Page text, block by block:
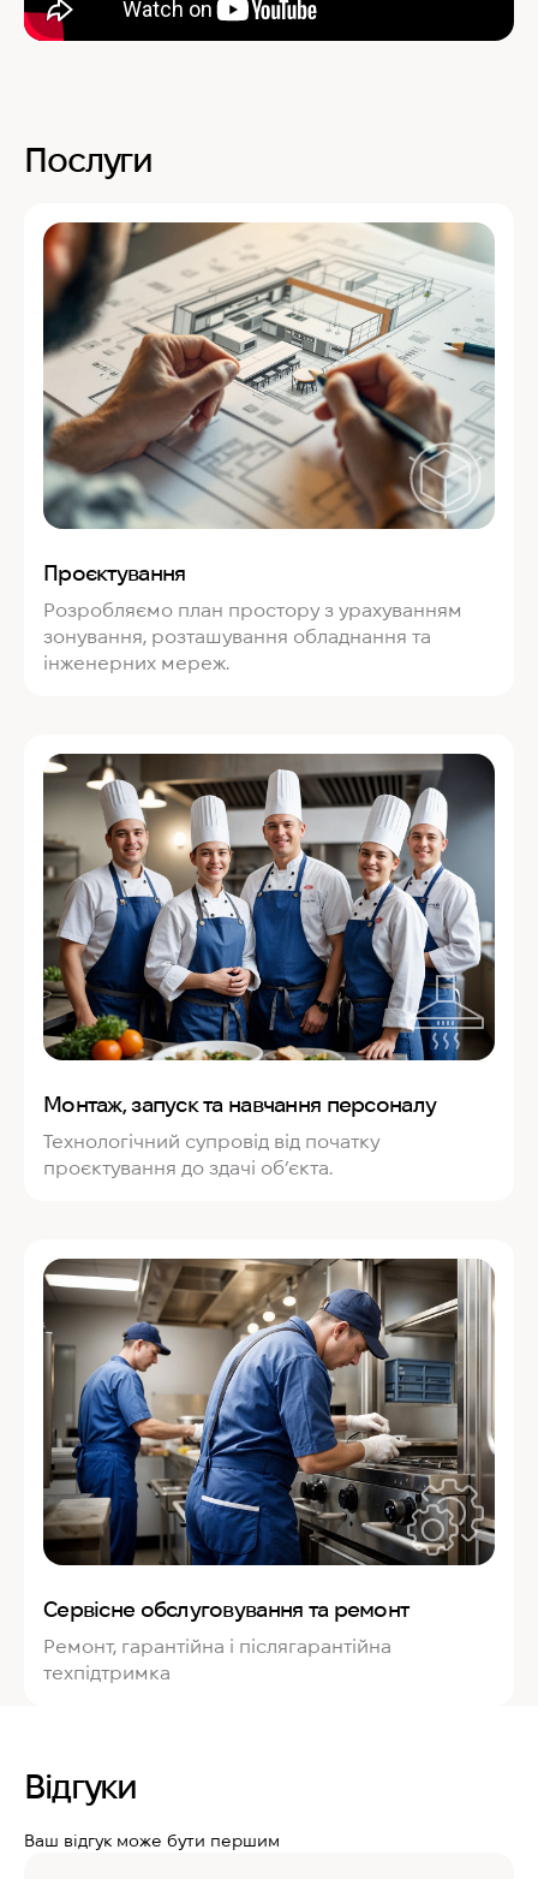
Послуги
Проєктування
Розробляємо план простору з урахуванням
зонування, розташування обладнання та
інженерних мереж.
Монтаж, запуск та навчання персоналу
Технологічний супровід від початку
проєктування до здачі об’єкта.
Сервісне обслуговування та ремонт
Ремонт, гарантійна і післягарантійна
техпідтримка
Відгуки
Ваш відгук може бути першим